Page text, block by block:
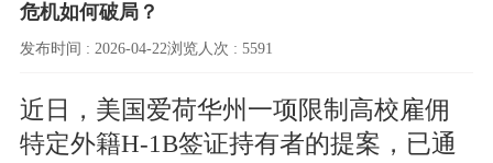
危机如何破局？
发布时间 : 2026-04-22浏览人次 : 5591
近日，美国爱荷华州一项限制高校雇佣
特定外籍H-1B签证持有者的提案，已通